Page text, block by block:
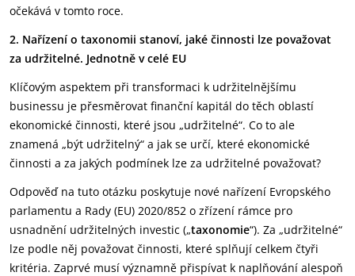
očekává v tomto roce.
2. Nařízení o taxonomii stanoví, jaké činnosti lze považovat
za udržitelné. Jednotně v celé EU
Klíčovým aspektem při transformaci k udržitelnějšímu
businessu je přesměrovat finanční kapitál do těch oblastí
ekonomické činnosti, které jsou „udržitelné“. Co to ale
znamená „být udržitelný“ a jak se určí, které ekonomické
činnosti a za jakých podmínek lze za udržitelné považovat?
Odpověď na tuto otázku poskytuje nové nařízení Evropského
parlamentu a Rady (EU) 2020/852 o zřízení rámce pro
usnadnění udržitelných investic („taxonomie“). Za „udržitelné“
lze podle něj považovat činnosti, které splňují celkem čtyři
kritéria. Zaprvé musí významně přispívat k naplňování alespoň